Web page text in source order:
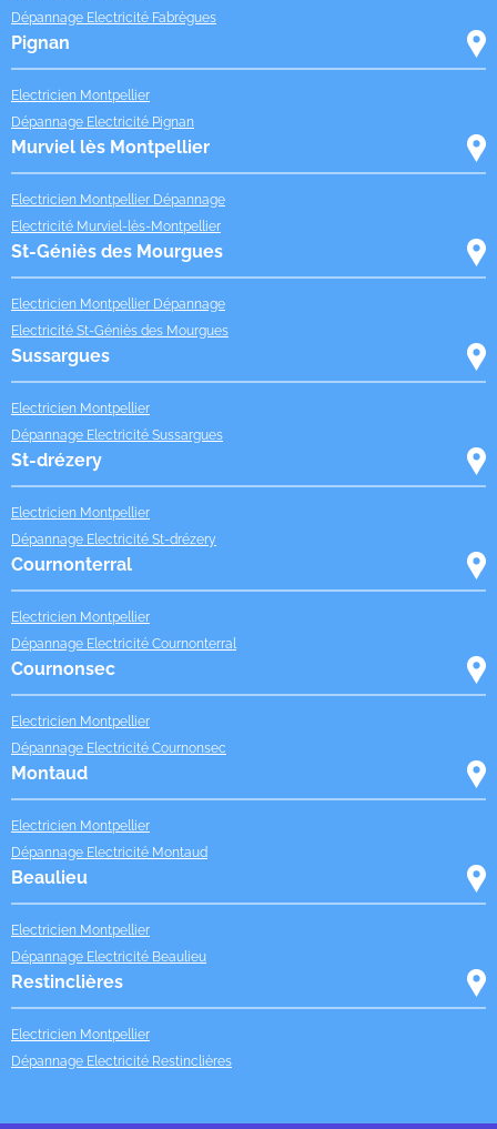
Dépannage Electricité Fabrègues
Pignan
Electricien Montpellier
Dépannage Electricité Pignan
Murviel lès Montpellier
Electricien Montpellier Dépannage
Electricité Murviel-lès-Montpellier
St-Géniès des Mourgues
Electricien Montpellier Dépannage
Electricité St-Géniès des Mourgues
Sussargues
Electricien Montpellier
Dépannage Electricité Sussargues
St-drézery
Electricien Montpellier
Dépannage Electricité St-drézery
Cournonterral
Electricien Montpellier
Dépannage Electricité Cournonterral
Cournonsec
Electricien Montpellier
Dépannage Electricité Cournonsec
Montaud
Electricien Montpellier
Dépannage Electricité Montaud
Beaulieu
Electricien Montpellier
Dépannage Electricité Beaulieu
Restinclières
Electricien Montpellier
Dépannage Electricité Restinclières